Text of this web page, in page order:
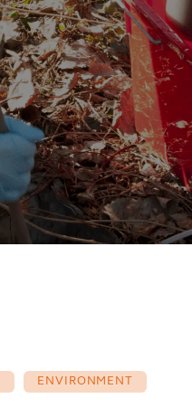
ENVIRONMENT